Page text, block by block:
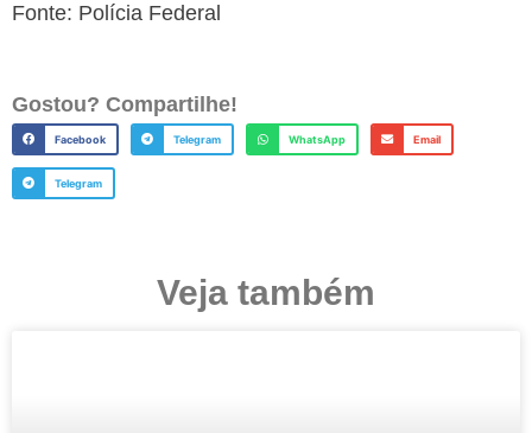
Fonte: Polícia Federal
Gostou? Compartilhe!
Facebook Telegram WhatsApp Email
Telegram
Veja também